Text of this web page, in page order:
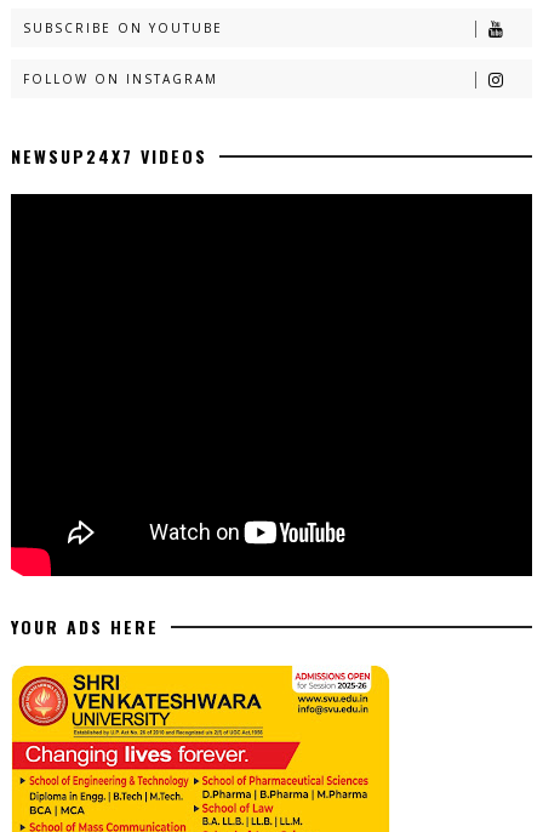
SUBSCRIBE ON YOUTUBE
FOLLOW ON INSTAGRAM
NEWSUP24X7 VIDEOS
YOUR ADS HERE